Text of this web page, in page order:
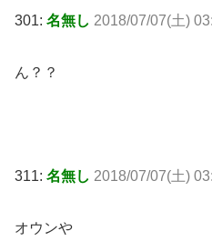
301: 名無し 2018/07/07(土)
ん？？
311: 名無し 2018/07/07(土)
オウンや